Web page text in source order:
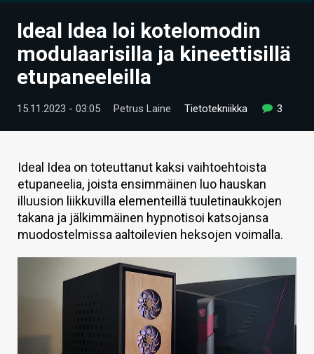
UUTISET
ARTIKKELIT
VIDEOT
TECHBBS
TIETOA
HINTA.FI
KAUPPA
Ideal Idea loi kotelomodin
modulaarisilla ja kineettisillä
etupaneeleilla
15.11.2023 - 03:05 Petrus Laine Tietotekniikka 3
Ideal Idea on toteuttanut kaksi vaihtoehtoista
etupaneelia, joista ensimmäinen luo hauskan
illuusion liikkuvilla elementeillä tuuletinaukkojen
takana ja jälkimmäinen hypnotisoi katsojansa
muodostelmissa aaltoilevien heksojen voimalla.